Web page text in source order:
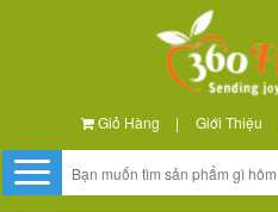
Giỏ Hàng | Giới Thiệu